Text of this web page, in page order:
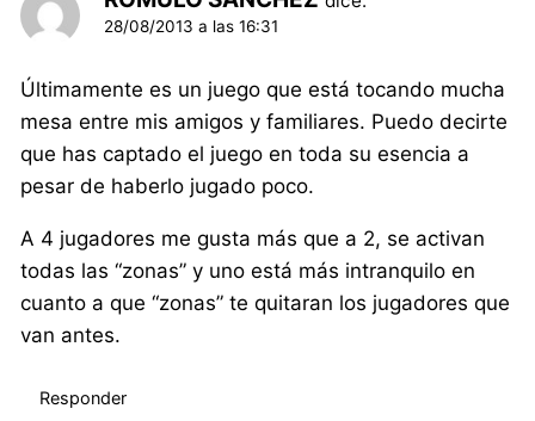
28/08/2013 a las 16:31
Últimamente es un juego que está tocando mucha
mesa entre mis amigos y familiares. Puedo decirte
que has captado el juego en toda su esencia a
pesar de haberlo jugado poco.
A 4 jugadores me gusta más que a 2, se activan
todas las “zonas” y uno está más intranquilo en
cuanto a que “zonas” te quitaran los jugadores que
van antes.
Responder